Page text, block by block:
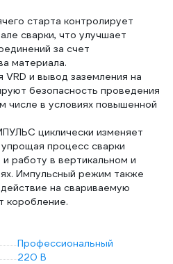
старта контролирует
сварки, что улучшает
за счет
материала.
и вывод заземления на
безопасность проведения
числе в условиях повышенной
циклически изменяет
процесс сварки
работу в вертикальном и
Импульсный режим также
на свариваемую
коробление.
Профессиональный
220 В